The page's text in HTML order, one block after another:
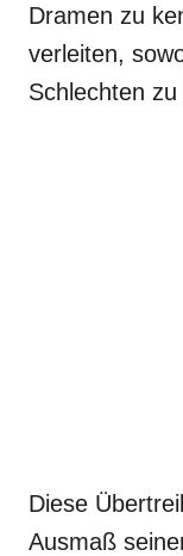
Dramen zu
verleiten,
Schlechten
Diese
Ausmaß